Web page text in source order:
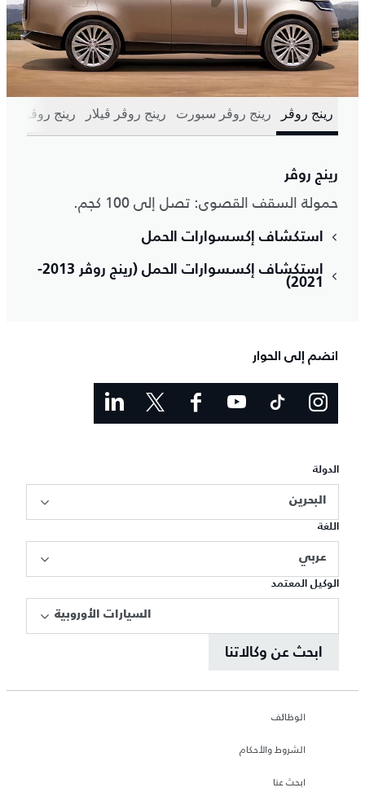
رينج روڤر رينج روڤر سبورت رينج روڤر ڤيلار رينج روڤر
رينج روڤر
حمولة السقف القصوى: تصل إلى 100 كجم.
استكشاف إكسسوارات الحمل
استكشاف إكسسوارات الحمل (رينج روڤر 2013-
2021)
انضم إلى الحوار
الدولة
البحرين
اللغة
عربي
الوكيل المعتمد
السيارات الأوروبية
ابحث عن وكالاتنا
الوظائف
الشروط والأحكام
ابحث عنا